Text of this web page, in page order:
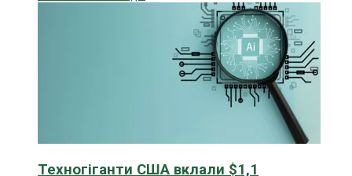
Техногіганти США вклали $1,1